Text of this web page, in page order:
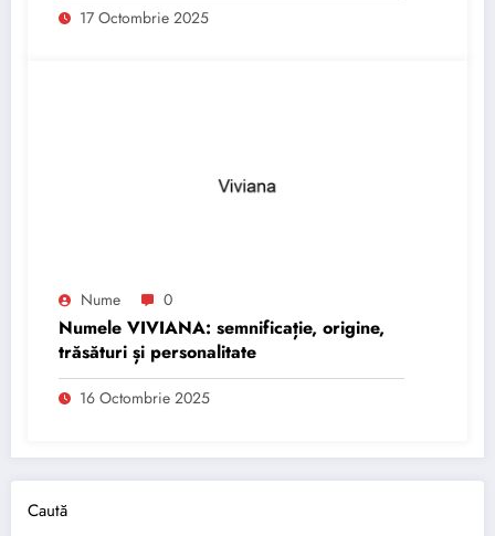
17 Octombrie 2025
Nume 0
Numele VIVIANA: semnificație, origine,
trăsături și personalitate
16 Octombrie 2025
Caută